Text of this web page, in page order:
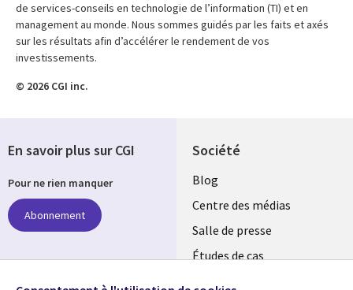
de services-conseils en technologie de l’information (TI) et en
management au monde. Nous sommes guidés par les faits et axés
sur les résultats afin d’accélérer le rendement de vos
investissements.
© 2026 CGI inc.
Société
Useful
links
LUXEMBOURG
Blog
Centre des médias
Salle de presse
Études de cas
En savoir plus sur CGI
Pour ne rien manquer
Abonnement